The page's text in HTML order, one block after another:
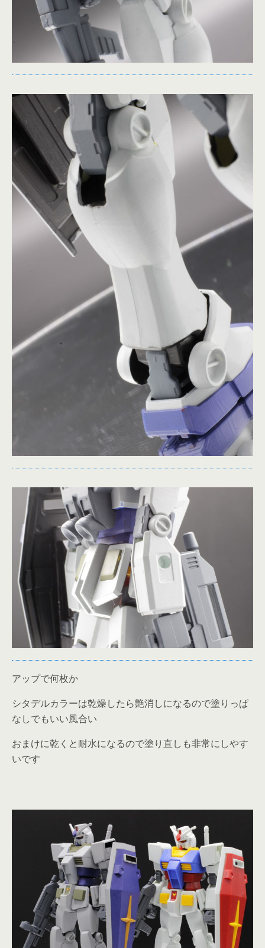
アップで何枚か
シタデルカラーは乾燥したら艶消しになるので塗りっぱ
なしでもいい風合い
おまけに乾くと耐水になるので塗り直しも非常にしやす
いです